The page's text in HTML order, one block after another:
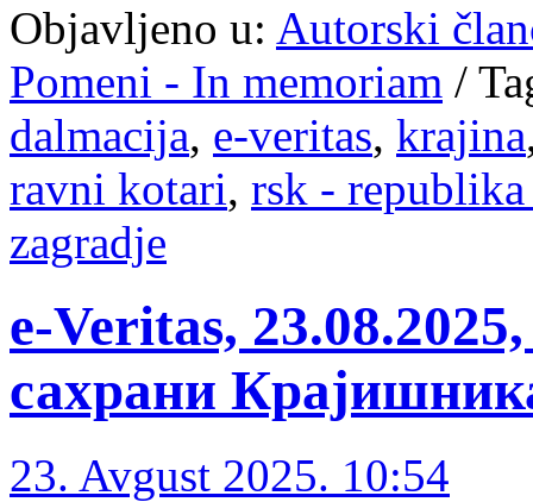
Objavljeno u: Autorski
Pomeni - In memoriam /
dalmacija, e-veritas, krajina
ravni kotari, rsk -
zagradje
e-Veritas,
сахрани
23. Avgust 2025. 10:54